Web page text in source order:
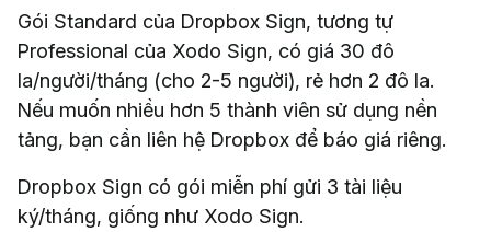
Gói Standard của Dropbox Sign, tương tự
Professional của Xodo Sign, có giá 30 đô
la/người/tháng (cho 2-5 người), rẻ hơn 2 đô la.
Nếu muốn nhiều hơn 5 thành viên sử dụng nền
tảng, bạn cần liên hệ Dropbox để báo giá riêng.
Dropbox Sign có gói miễn phí gửi 3 tài liệu
ký/tháng, giống như Xodo Sign.